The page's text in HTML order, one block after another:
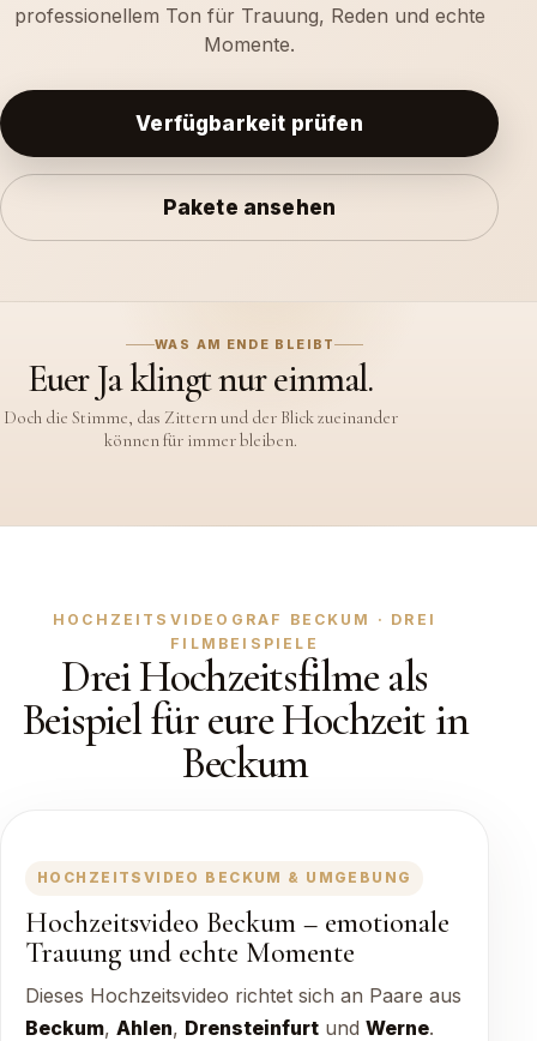
professionellem Ton für Trauung, Reden und echte
Momente.
Verfügbarkeit prüfen
Pakete ansehen
WAS AM ENDE BLEIBT
Euer Ja klingt nur einmal.
Doch die Stimme, das Zittern und der Blick zueinander
können für immer bleiben.
HOCHZEITSVIDEOGRAF BECKUM · DREI
FILMBEISPIELE
Drei Hochzeitsfilme als
Beispiel für eure Hochzeit in
Beckum
HOCHZEITSVIDEO BECKUM & UMGEBUNG
Hochzeitsvideo Beckum – emotionale
Trauung und echte Momente
Dieses Hochzeitsvideo richtet sich an Paare aus
Beckum, Ahlen, Drensteinfurt und Werne.